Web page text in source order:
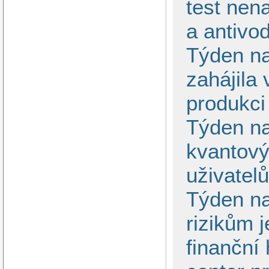
test
a
Týden
zahájila
Týden
Týden
rizikům
finanční